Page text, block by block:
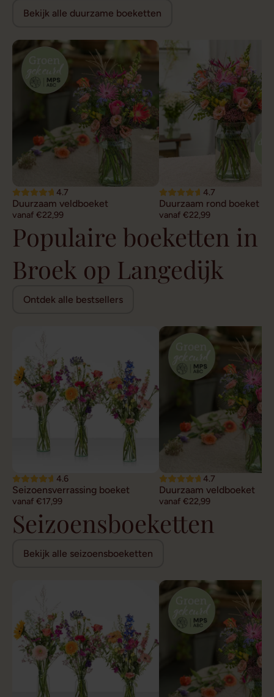
Bekijk alle duurzame boeketten
4.7
Duurzaam veldboeket
vanaf €22,99
4.7
Duurzaam rond boeket
vanaf €22,99
Populaire boeketten in
Broek op Langedijk
Ontdek alle bestsellers
4.6
Seizoensverrassing boeket
vanaf €17,99
4.7
Duurzaam veldboeket
vanaf €22,99
Seizoensboeketten
Bekijk alle seizoensboeketten